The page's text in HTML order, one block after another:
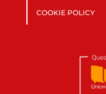
COOKIE POLICY